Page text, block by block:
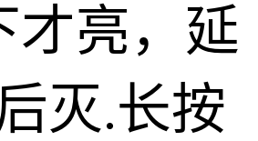
才亮，延
灭.长按